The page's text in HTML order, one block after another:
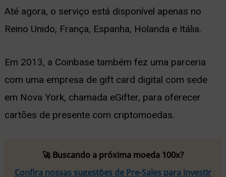
Até agora, o serviço está disponível apenas no
Reino Unido, França, Espanha, Holanda e Itália.
Em 2013, a Coinbase também fez uma parceria
com uma empresa de gift card digital com sede
em Nova York, chamada eGifter, para oferecer
cartões de presente com criptomoedas.
🚀 Buscando a próxima moeda 100x?
Confira nossas sugestões de Pre-Sales para investir